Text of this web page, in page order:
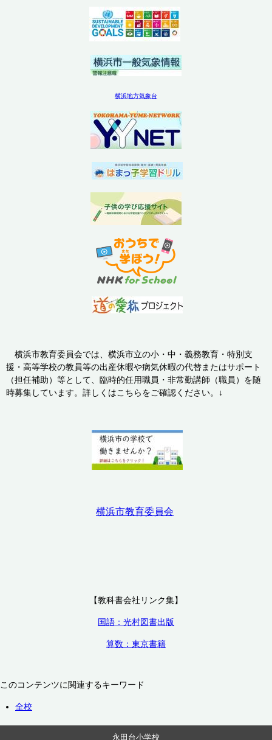
横浜地方気象台
横浜市教育委員会では、横浜市立の小・中・義務教育・特別支
援・高等学校の教員等の出産休暇や病気休暇の代替またはサポート
（担任補助）等として、臨時的任用職員・非常勤講師（職員）を随
時募集しています。詳しくはこちらをご確認ください。↓
横浜市教育委員会
【教科書会社リンク集】
国語：光村図書出版
算数：東京書籍
このコンテンツに関連するキーワード
全校
永田台小学校